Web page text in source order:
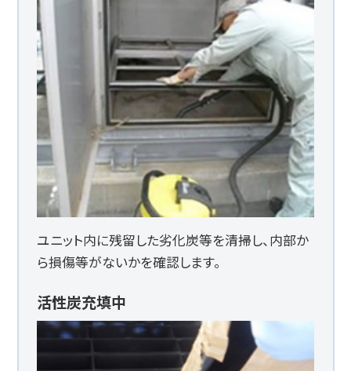
ユニット内に残留した劣化炭等を清掃し、内部か
ら損傷等がないかを確認します。
活性炭充填中